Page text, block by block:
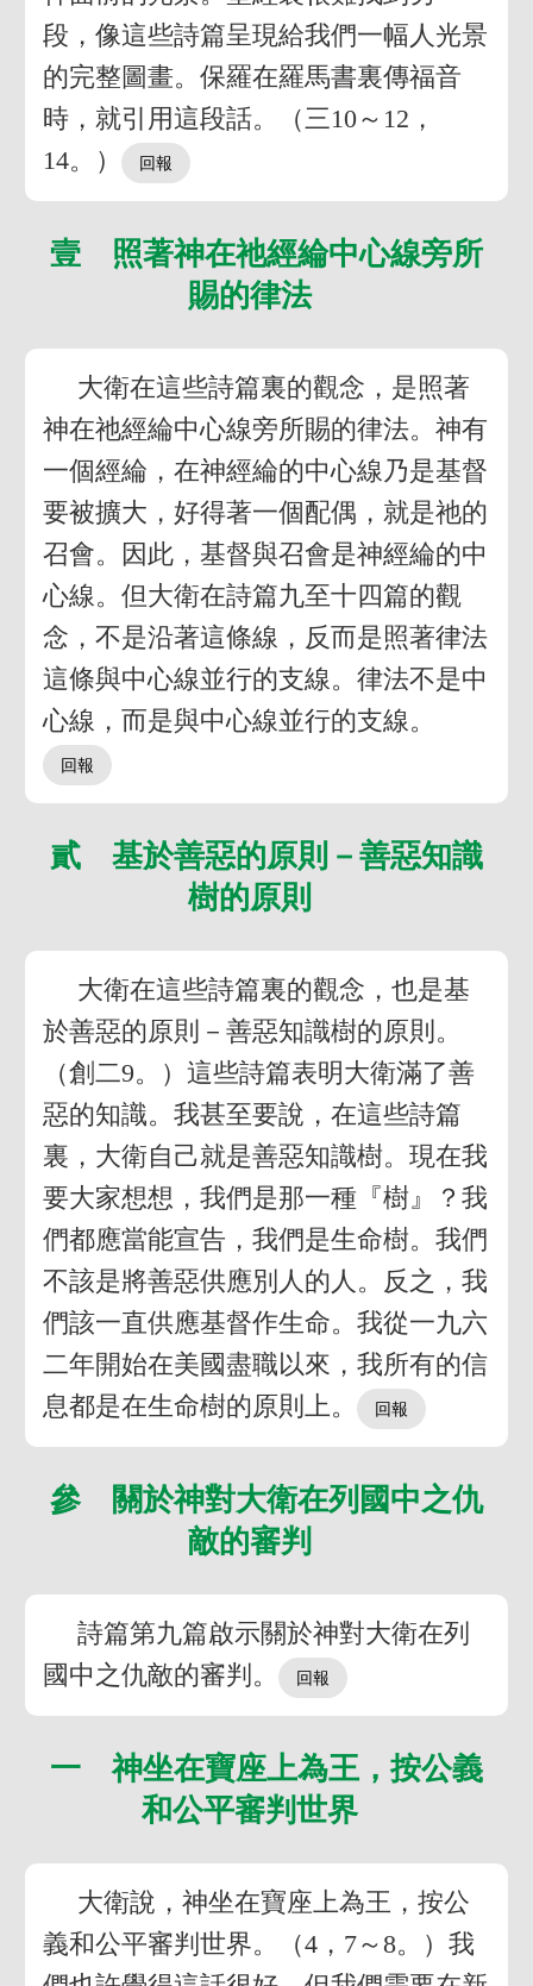
段，像這些詩篇呈現給我們一幅人光景
的完整圖畫。保羅在羅馬書裏傳福音
時，就引用這段話。（三10～12，
14。）
壹 照著神在祂經綸中心線旁所
賜的律法
大衛在這些詩篇裏的觀念，是照著
神在祂經綸中心線旁所賜的律法。神有
一個經綸，在神經綸的中心線乃是基督
要被擴大，好得著一個配偶，就是祂的
召會。因此，基督與召會是神經綸的中
心線。但大衛在詩篇九至十四篇的觀
念，不是沿著這條線，反而是照著律法
這條與中心線並行的支線。律法不是中
心線，而是與中心線並行的支線。
貳 基於善惡的原則－善惡知識
樹的原則
大衛在這些詩篇裏的觀念，也是基
於善惡的原則－善惡知識樹的原則。
（創二9。）這些詩篇表明大衛滿了善
惡的知識。我甚至要說，在這些詩篇
裏，大衛自己就是善惡知識樹。現在我
要大家想想，我們是那一種『樹』？我
們都應當能宣告，我們是生命樹。我們
不該是將善惡供應別人的人。反之，我
們該一直供應基督作生命。我從一九六
二年開始在美國盡職以來，我所有的信
息都是在生命樹的原則上。
參 關於神對大衛在列國中之仇
敵的審判
詩篇第九篇啟示關於神對大衛在列
國中之仇敵的審判。
一 神坐在寶座上為王，按公義
和公平審判世界
大衛說，神坐在寶座上為王，按公
義和公平審判世界。（4，7～8。）我